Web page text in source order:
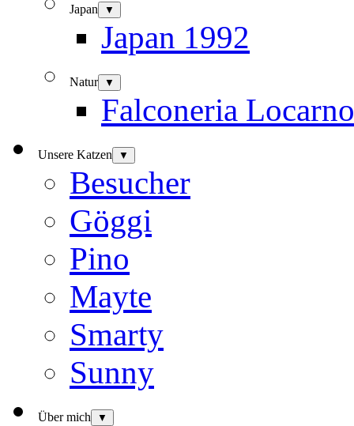
Japan ▼
Japan 1992
Natur ▼
Falconeria Locarno
Unsere Katzen ▼
Besucher
Göggi
Pino
Mayte
Smarty
Sunny
Über mich ▼